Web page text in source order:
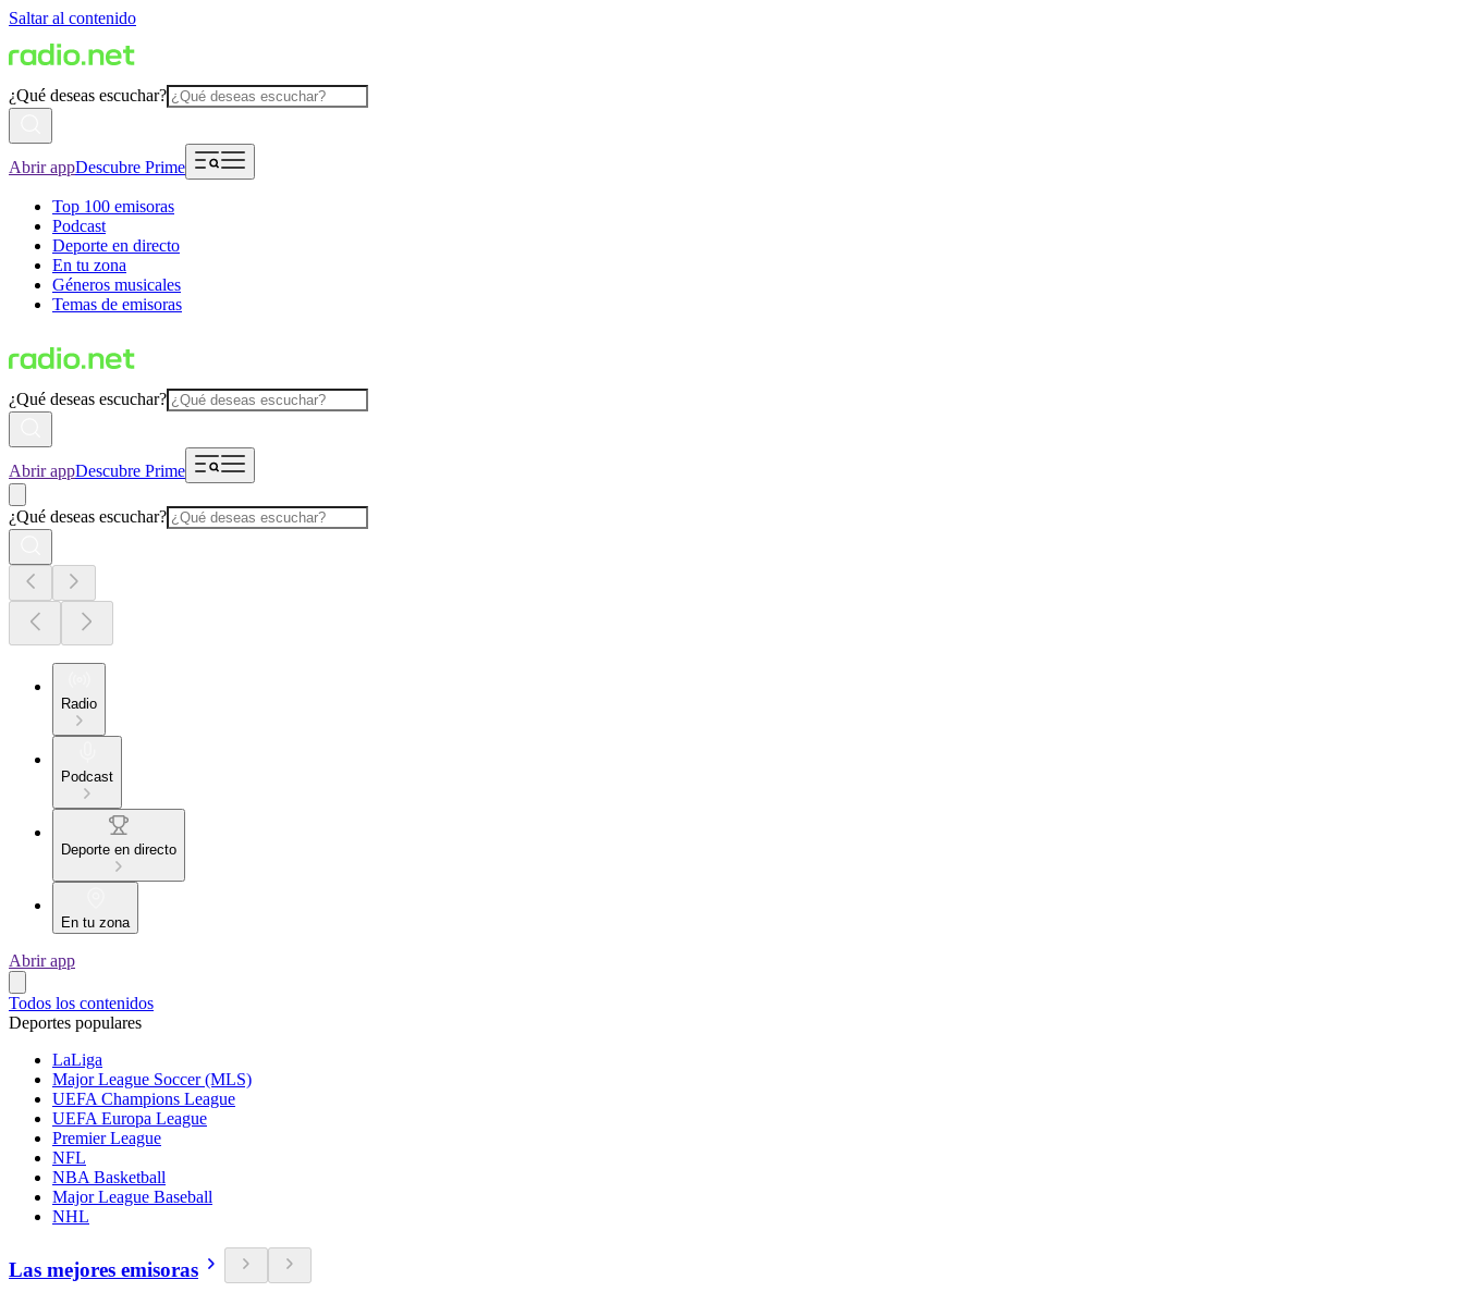
Saltar al contenido
¿Qué deseas escuchar?
Abrir appDescubre Prime
Top 100 emisoras
Podcast
Deporte en directo
En tu zona
Géneros musicales
Temas de emisoras
¿Qué deseas escuchar?
Abrir appDescubre Prime
¿Qué deseas escuchar?
Radio
Podcast
Deporte en directo
En tu zona
Abrir app
Todos los contenidos
Deportes populares
LaLiga
Major League Soccer (MLS)
UEFA Champions League
UEFA Europa League
Premier League
NFL
NBA Basketball
Major League Baseball
NHL
Las mejores emisoras